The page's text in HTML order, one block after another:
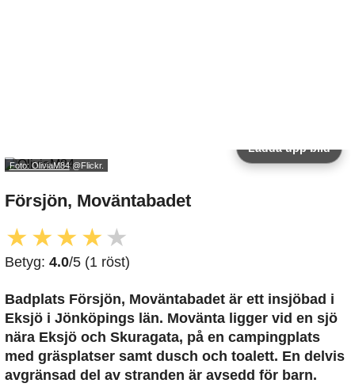
Foto: OliviaM84@Flickr.
Ladda upp bild
Försjön, Moväntabadet
★ ★★ ★ ★
Betyg: 4.0/5 (1 röst)
Badplats Försjön, Moväntabadet är ett insjöbad i
Eksjö i Jönköpings län. Movänta ligger vid en sjö
nära Eksjö och Skuragata, på en campingplats
med gräsplatser samt dusch och toalett. En delvis
avgränsad del av stranden är avsedd för barn.